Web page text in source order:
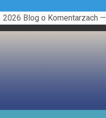
2026 Blog o Komentarzach —